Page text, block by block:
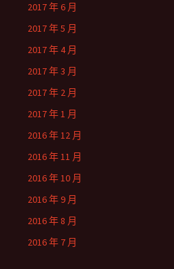
2017 年 6 月
2017 年 5 月
2017 年 4 月
2017 年 3 月
2017 年 2 月
2017 年 1 月
2016 年 12 月
2016 年 11 月
2016 年 10 月
2016 年 9 月
2016 年 8 月
2016 年 7 月